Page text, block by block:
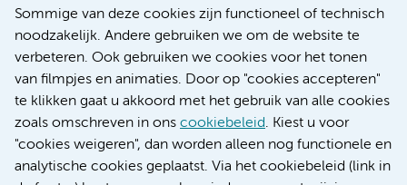
Sommige van deze cookies zijn functioneel of technisch
noodzakelijk. Andere gebruiken we om de website te
verbeteren. Ook gebruiken we cookies voor het tonen
van filmpjes en animaties. Door op "cookies accepteren"
te klikken gaat u akkoord met het gebruik van alle cookies
zoals omschreven in ons cookiebeleid. Kiest u voor
"cookies weigeren", dan worden alleen nog functionele en
analytische cookies geplaatst. Via het cookiebeleid (link in
Nieuws
Research
Educatie locatie AMC
Educatie locatie VUmc
Verwijzen & diagnostiek